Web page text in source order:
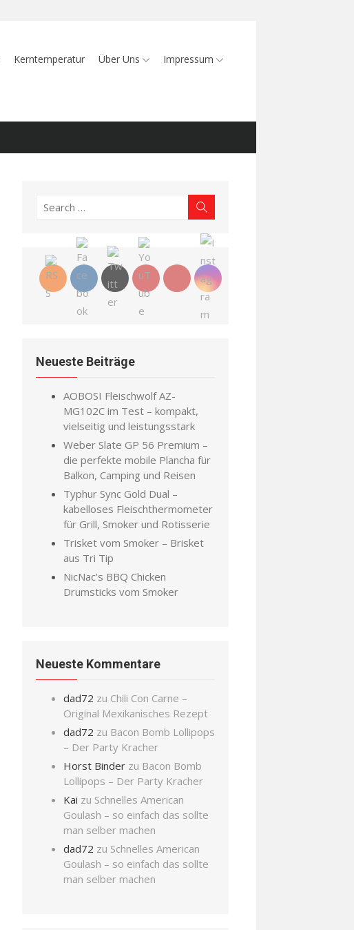
Kerntemperatur Über Uns Impressum
Search
Neueste Beiträge
AOBOSI Fleischwolf AZ-
MG102C im Test – kompakt,
vielseitig und leistungsstark
Weber Slate GP 56 Premium –
die perfekte mobile Plancha für
Balkon, Camping und Reisen
Typhur Sync Gold Dual –
kabelloses Fleischthermometer
für Grill, Smoker und Rotisserie
Trisket vom Smoker – Brisket
aus Tri Tip
NicNac’s BBQ Chicken
Drumsticks vom Smoker
Neueste Kommentare
dad72 zu Chili Con Carne –
Original Mexikanisches Rezept
dad72 zu Bacon Bomb Lollipops
– Der Party Kracher
Horst Binder zu Bacon Bomb
Lollipops – Der Party Kracher
Kai zu Schnelles American
Goulash – so einfach das sollte
man selber machen
dad72 zu Schnelles American
Goulash – so einfach das sollte
man selber machen